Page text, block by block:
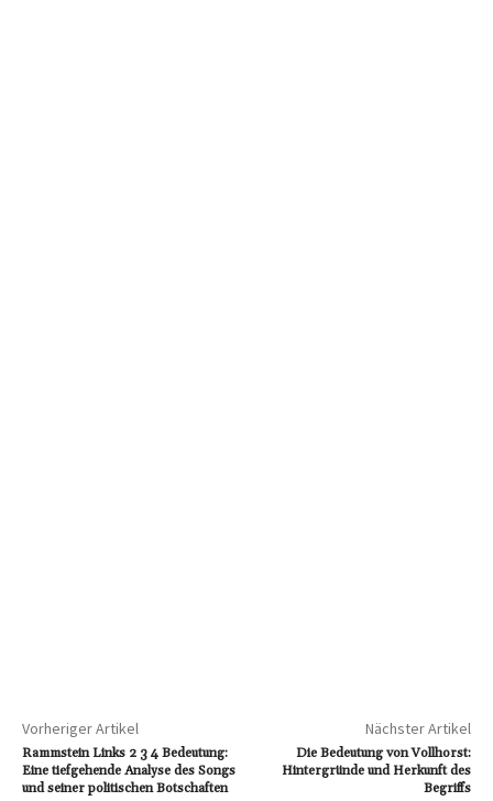
Vorheriger Artikel
Rammstein Links 2 3 4 Bedeutung:
Eine tiefgehende Analyse des Songs
und seiner politischen Botschaften
Nächster Artikel
Die Bedeutung von Vollhorst:
Hintergründe und Herkunft des
Begriffs